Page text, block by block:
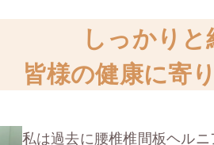
しっかりと
皆様の健康に寄
私は過去に腰椎椎間板ヘル